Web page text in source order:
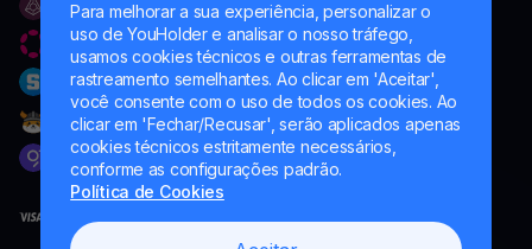
Para melhorar a sua experiência, personalizar o
uso de YouHolder e analisar o nosso tráfego,
usamos cookies técnicos e outras ferramentas de
rastreamento semelhantes. Ao clicar em 'Aceitar',
você consente com o uso de todos os cookies. Ao
clicar em 'Fechar/Recusar', serão aplicados apenas
cookies técnicos estritamente necessários,
conforme as configurações padrão.
Política de Cookies